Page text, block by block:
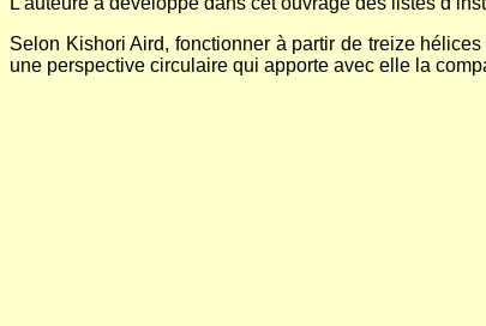
Selon Kishori Aird, fonctionner à partir de treize
une perspective circulaire qui apporte avec elle la